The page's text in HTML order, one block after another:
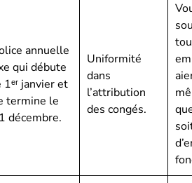
annuelle
qui débute
1ᵉʳ janvier et
termine le
décembre.
Uniformité
dans
l’attribution
des congés.